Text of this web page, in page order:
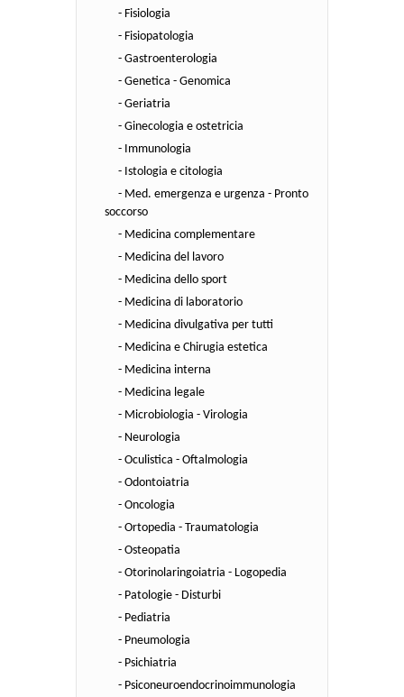
- Fisiologia
- Fisiopatologia
- Gastroenterologia
- Genetica - Genomica
- Geriatria
- Ginecologia e ostetricia
- Immunologia
- Istologia e citologia
- Med. emergenza e urgenza - Pronto
soccorso
- Medicina complementare
- Medicina del lavoro
- Medicina dello sport
- Medicina di laboratorio
- Medicina divulgativa per tutti
- Medicina e Chirugia estetica
- Medicina interna
- Medicina legale
- Microbiologia - Virologia
- Neurologia
- Oculistica - Oftalmologia
- Odontoiatria
- Oncologia
- Ortopedia - Traumatologia
- Osteopatia
- Otorinolaringoiatria - Logopedia
- Patologie - Disturbi
- Pediatria
- Pneumologia
- Psichiatria
- Psiconeuroendocrinoimmunologia